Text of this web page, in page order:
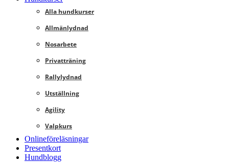
Alla hundkurser
Allmänlydnad
Nosarbete
Privatträning
Rallylydnad
Utställning
Agility
Valpkurs
Onlineföreläsningar
Presentkort
Hundblogg